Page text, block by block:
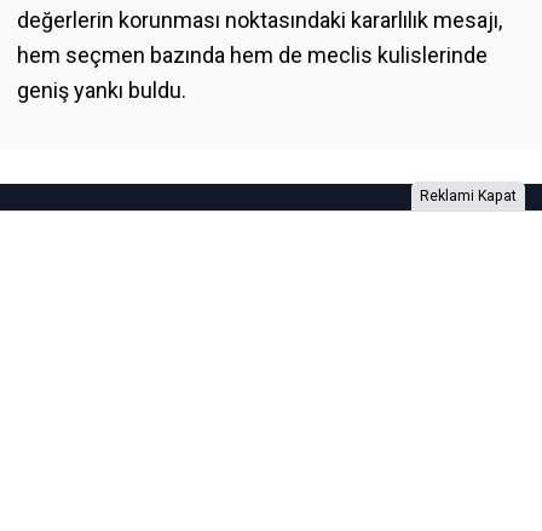
değerlerin korunması noktasındaki kararlılık mesajı,
hem seçmen bazında hem de meclis kulislerinde
geniş yankı buldu.
Reklami Kapat